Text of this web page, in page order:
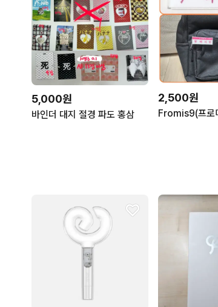
5,000원
바인더 대지 절경 파도 홍삼
2,500원